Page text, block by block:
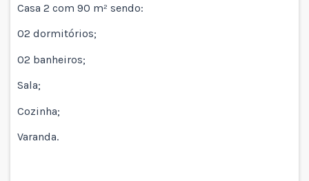
Casa 2 com 90 m² sendo:
02 dormitórios;
02 banheiros;
Sala;
Cozinha;
Varanda.